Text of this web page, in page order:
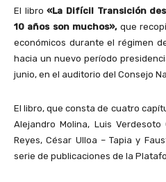
El libro«La Difícil Transición
10 años son muchos»,que
económicos durante el régimen
hacia un nuevo período
junio, en el auditorio del Consejo
El libro, que consta de cuatro
Alejandro Molina, Luis
Reyes, César Ulloa – Tapia y
serie de publicaciones de la